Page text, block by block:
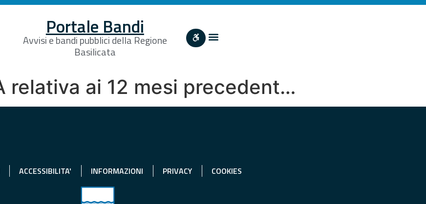
Portale Bandi
Avvisi e bandi pubblici della Regione
Basilicata
relativa ai 12 mesi precedent…
ACCESSIBILITA' INFORMAZIONI PRIVACY COOKIES